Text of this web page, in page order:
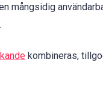
mångsidig
kombineras,